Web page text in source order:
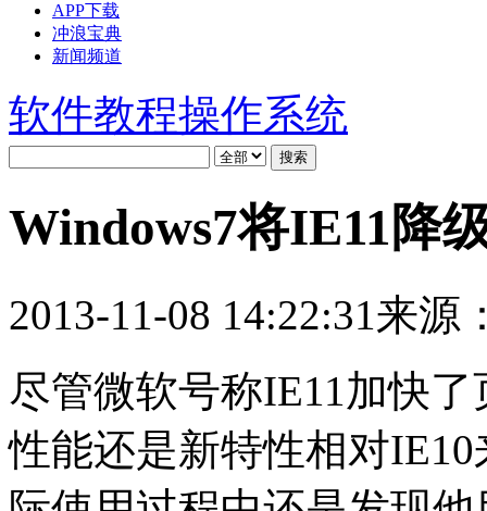
APP下载
冲浪宝典
新闻频道
软件教程操作系统
Windows7将IE11降
2013-11-08 14:22:31来源
尽管微软号称IE11加快
性能还是新特性相对